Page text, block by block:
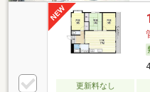
更新料なし